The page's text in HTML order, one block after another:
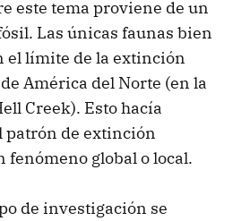
este tema proviene de un
Las únicas faunas bien
el límite de la extinción
América del Norte (en la
Creek). Esto hacía
patrón de extinción
fenómeno global o local.
de investigación se